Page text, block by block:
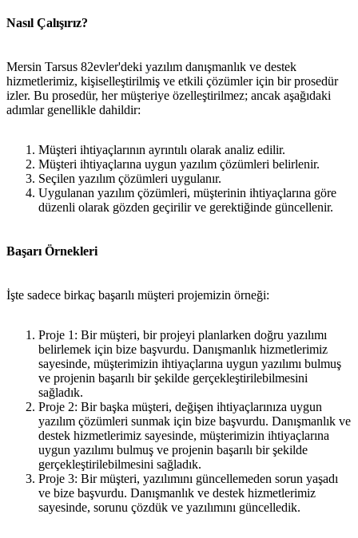
Nasıl Çalışırız?
Mersin Tarsus 82evler'deki yazılım danışmanlık ve destek
hizmetlerimiz, kişiselleştirilmiş ve etkili çözümler için bir prosedür
izler. Bu prosedür, her müşteriye özelleştirilmez; ancak aşağıdaki
adımlar genellikle dahildir:
Müşteri ihtiyaçlarının ayrıntılı olarak analiz edilir.
Müşteri ihtiyaçlarına uygun yazılım çözümleri belirlenir.
Seçilen yazılım çözümleri uygulanır.
Uygulanan yazılım çözümleri, müşterinin ihtiyaçlarına göre
düzenli olarak gözden geçirilir ve gerektiğinde güncellenir.
Başarı Örnekleri
İşte sadece birkaç başarılı müşteri projemizin örneği:
Proje 1: Bir müşteri, bir projeyi planlarken doğru yazılımı
belirlemek için bize başvurdu. Danışmanlık hizmetlerimiz
sayesinde, müşterimizin ihtiyaçlarına uygun yazılımı bulmuş
ve projenin başarılı bir şekilde gerçekleştirilebilmesini
sağladık.
Proje 2: Bir başka müşteri, değişen ihtiyaçlarınıza uygun
yazılım çözümleri sunmak için bize başvurdu. Danışmanlık ve
destek hizmetlerimiz sayesinde, müşterimizin ihtiyaçlarına
uygun yazılımı bulmuş ve projenin başarılı bir şekilde
gerçekleştirilebilmesini sağladık.
Proje 3: Bir müşteri, yazılımını güncellemeden sorun yaşadı
ve bize başvurdu. Danışmanlık ve destek hizmetlerimiz
sayesinde, sorunu çözdük ve yazılımını güncelledik.